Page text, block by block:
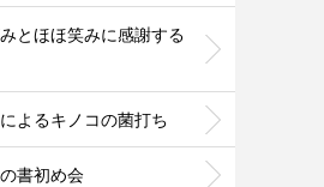
とほほ笑みに感謝する
よるキノコの菌打ち
書初め会